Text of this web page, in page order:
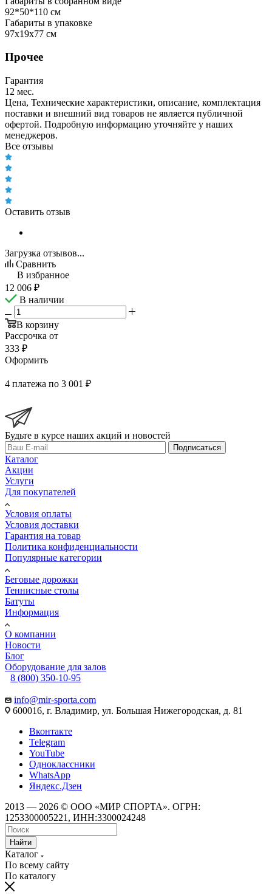
92*50*110 см
Габариты в упаковке
97x19x77 см
Прочее
Гарантия
12 мес.
Цена, Технические характеристики, описание, комплектация
поставки и внешний вид товаров не является публичной
офертой. Подробную информацию уточняйте у наших
менеджеров.
Все отзывы
Оставить отзыв
Загрузка отзывов...
Сравнить
В избранное
12 006 ₽
В наличии
В корзину
Рассрочка от
333 ₽
Оформить
4 платежа по 3 001 ₽
Будьте в курсе наших акций и новостей
Подписаться
Каталог
Акции
Услуги
Для покупателей
Условия оплаты
Условия доставки
Гарантия на товар
Политика конфиденциальности
Популярные категории
Беговые дорожки
Теннисные столы
Батуты
Информация
О компании
Новости
Блог
Оборудование для залов
8 (800) 350-10-95
info@mir-sporta.com
600016, г. Владимир, ул. Большая Нижегородская, д. 81
Вконтакте
Telegram
YouTube
Одноклассники
WhatsApp
Яндекс.Дзен
2013 — 2026 © ООО «МИР СПОРТА». ОГРН:
1253300005221, ИНН:3300024248
Найти
Каталог
По всему сайту
По каталогу